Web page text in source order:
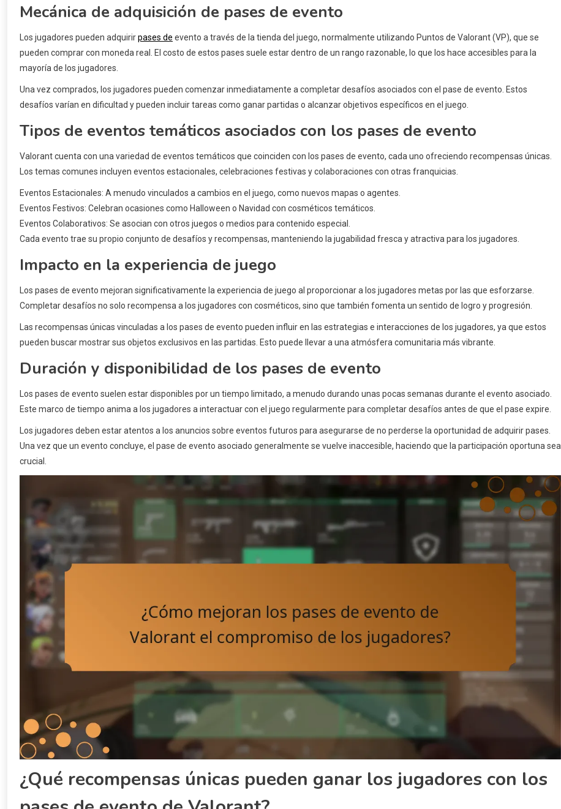
Mecánica de adquisición de pases de evento
Los jugadores pueden adquirirpases de evento a través de la tienda del juego, normalmente utilizando Puntos de Valorant (VP), que se
pueden comprar con moneda real. El costo de estos pases suele estar dentro de un rango razonable, lo que los hace accesibles para la
mayoría de los jugadores.
Una vez comprados, los jugadores pueden comenzar inmediatamente a completar desafíos asociados con el pase de evento. Estos
desafíos varían en dificultad y pueden incluir tareas como ganar partidas o alcanzar objetivos específicos en el juego.
Tipos de eventos temáticos asociados con los pases de evento
Valorant cuenta con una variedad de eventos temáticos que coinciden con los pases de evento, cada uno ofreciendo recompensas únicas.
Los temas comunes incluyen eventos estacionales, celebraciones festivas y colaboraciones con otras franquicias.
Eventos Estacionales: A menudo vinculados a cambios en el juego, como nuevos mapas o agentes.
Eventos Festivos: Celebran ocasiones como Halloween o Navidad con cosméticos temáticos.
Eventos Colaborativos: Se asocian con otros juegos o medios para contenido especial.
Cada evento trae su propio conjunto de desafíos y recompensas, manteniendo la jugabilidad fresca y atractiva para los jugadores.
Impacto en la experiencia de juego
Los pases de evento mejoran significativamente la experiencia de juego al proporcionar a los jugadores metas por las que esforzarse.
Completar desafíos no solo recompensa a los jugadores con cosméticos, sino que también fomenta un sentido de logro y progresión.
Las recompensas únicas vinculadas a los pases de evento pueden influir en las estrategias e interacciones de los jugadores, ya que estos
pueden buscar mostrar sus objetos exclusivos en las partidas. Esto puede llevar a una atmósfera comunitaria más vibrante.
Duración y disponibilidad de los pases de evento
Los pases de evento suelen estar disponibles por un tiempo limitado, a menudo durando unas pocas semanas durante el evento asociado.
Este marco de tiempo anima a los jugadores a interactuar con el juego regularmente para completar desafíos antes de que el pase expire.
Los jugadores deben estar atentos a los anuncios sobre eventos futuros para asegurarse de no perderse la oportunidad de adquirir pases.
Una vez que un evento concluye, el pase de evento asociado generalmente se vuelve inaccesible, haciendo que la participación oportuna sea
crucial.
¿Qué recompensas únicas pueden ganar los jugadores con los